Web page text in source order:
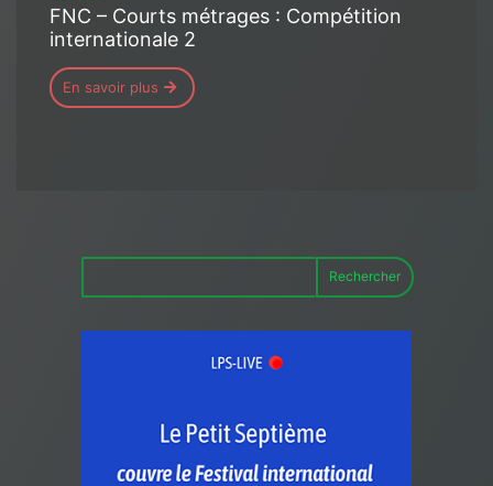
FNC – Courts métrages : Compétition
internationale 2
En savoir plus
Rechercher